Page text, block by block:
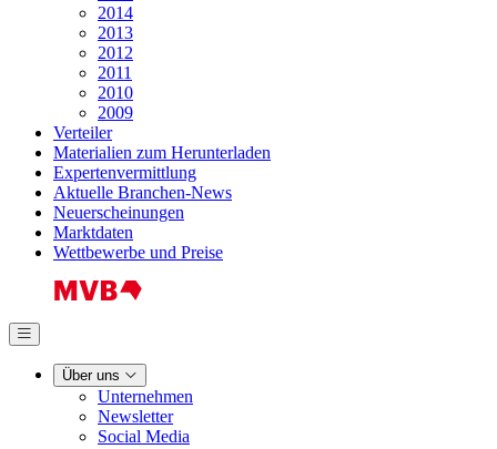
2014
2013
2012
2011
2010
2009
Verteiler
Materialien zum Herunterladen
Expertenvermittlung
Aktuelle Branchen-News
Neuerscheinungen
Marktdaten
Wettbewerbe und Preise
Über uns
Unternehmen
Newsletter
Social Media